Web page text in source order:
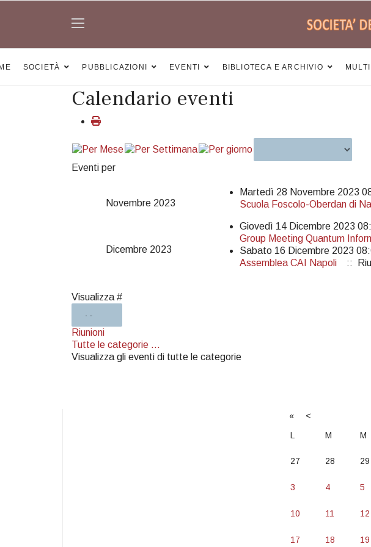
SOCIETÀ PUBBLICAZIONI EVENTI BIBLIOTECA E ARCHIVIO
Calendario eventi
Eventi per
Novembre 2023
Martedì 28 Novembre 2023
Scuola Foscolo-Oberdan di
Dicembre 2023
Giovedì 14 Dicembre 2023
Group Meeting Quantum
Sabato 16 Dicembre 2023
Assemblea CAI Napoli
::
Pagination List Limit
Visualizza #
Riunioni
Tutte le categorie ...
Visualizza gli eventi di tutte le categorie
« <
L
M M
27 28 29
3 4 5
10 11 12
17 18 19